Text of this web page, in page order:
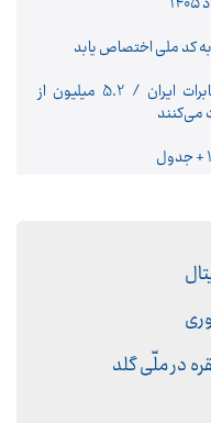
کد ملی اختصاص یابد
27 میلیون مشترک تلفن ثابت در مخابرات ایران / 5.2 میلیون از
می‌کنند
در ملّی گلد